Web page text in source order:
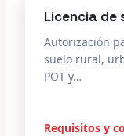
Licencia de
Autorización
suelo rural,
POT y…
Requisitos y